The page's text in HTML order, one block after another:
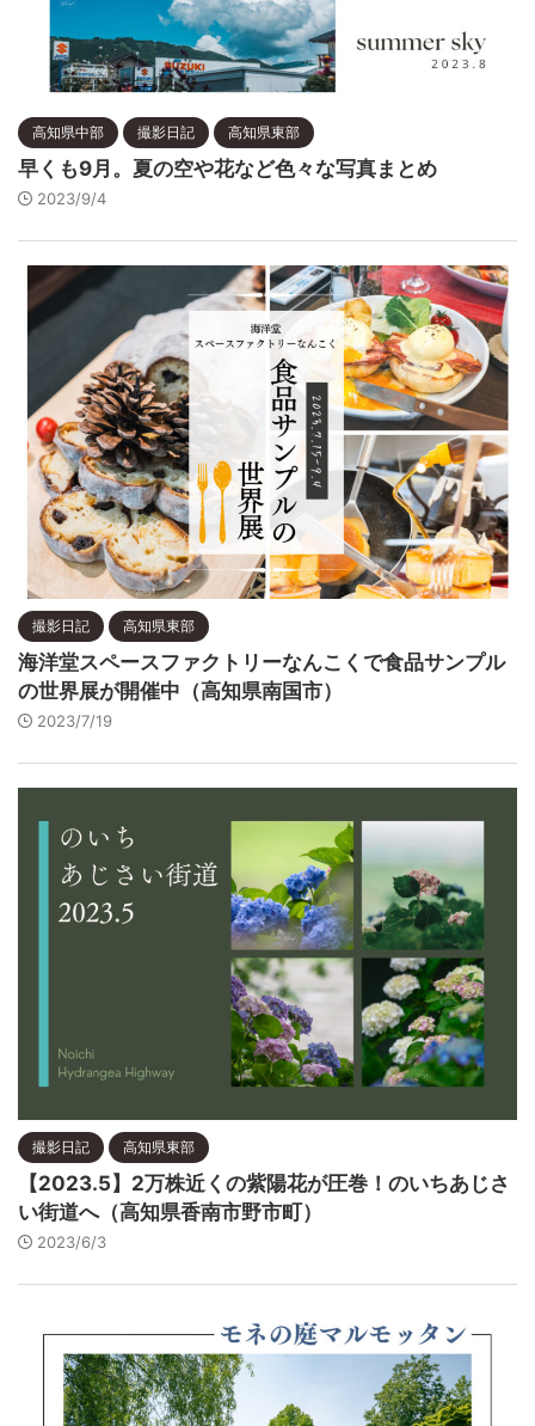
高知県中部 撮影日記 高知県東部
早くも9月。夏の空や花など色々な写真まとめ
2023/9/4
撮影日記 高知県東部
海洋堂スペースファクトリーなんこくで食品サンプル
の世界展が開催中（高知県南国市）
2023/7/19
撮影日記 高知県東部
【2023.5】2万株近くの紫陽花が圧巻！のいちあじさ
い街道へ（高知県香南市野市町）
2023/6/3